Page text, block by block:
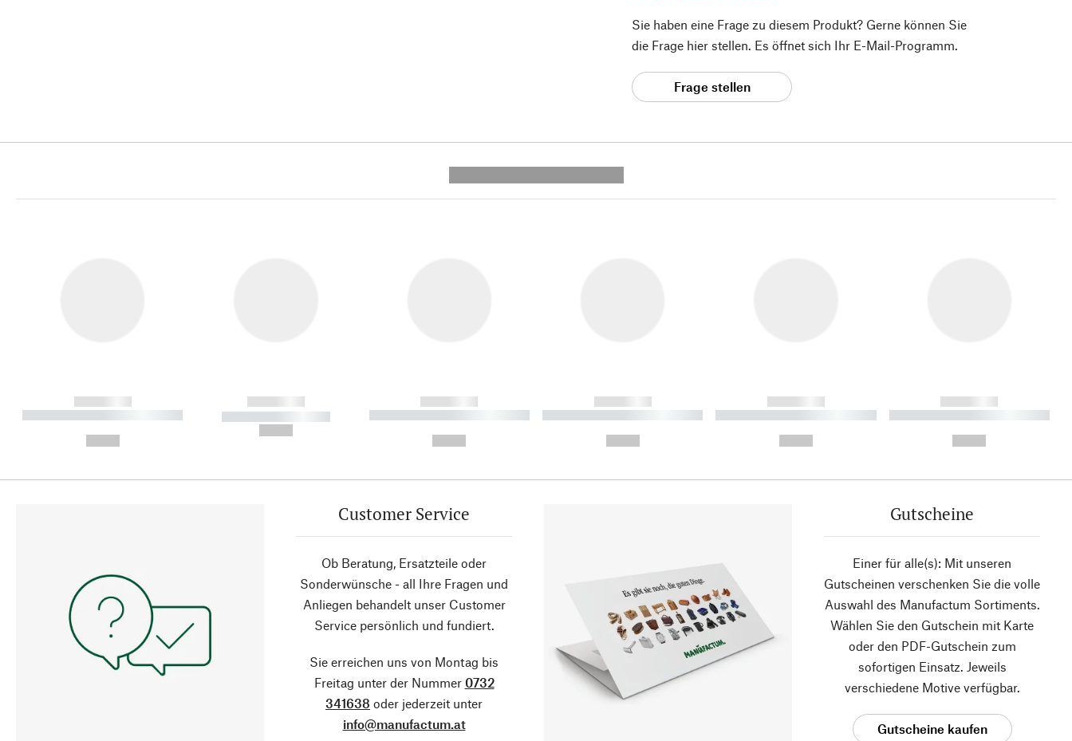
Sie haben eine Frage zu diesem Produkt? Gerne können Sie
die Frage hier stellen. Es öffnet sich Ihr E-Mail-Programm.
Frage stellen
------------
----------- ----------- ----------
------------
----------- -----------
------------
----------- ----------- ----------
------------
----------- ----------- ----------
------------
----------- ----------- ----------
------------
----------- ----------- ----------
Customer Service
Ob Beratung, Ersatzteile oder
Sonderwünsche - all Ihre Fragen und
Anliegen behandelt unser Customer
Service persönlich und fundiert.
Sie erreichen uns von Montag bis
Freitag unter der Nummer 0732
341638 oder jederzeit unter
info@manufactum.at
Gutscheine
Einer für alle(s): Mit unseren
Gutscheinen verschenken Sie die volle
Auswahl des Manufactum Sortiments.
Wählen Sie den Gutschein mit Karte
oder den PDF-Gutschein zum
sofortigen Einsatz. Jeweils
verschiedene Motive verfügbar.
Gutscheine kaufen